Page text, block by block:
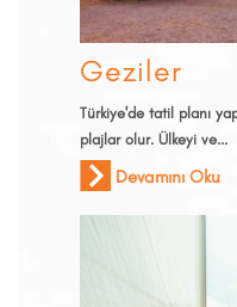
Geziler
Türkiye'de tatil planı
plajlar olur. Ülkeyi ve...
Devamını Oku